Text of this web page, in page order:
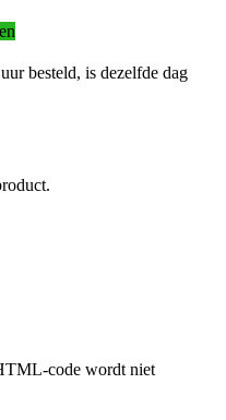
besteld, is dezelfde dag
code wordt niet